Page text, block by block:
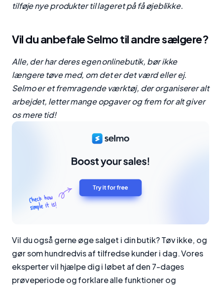
tilføje nye produkter til lageret på få øjeblikke.
Vil du anbefale Selmo til andre sælgere?
Alle, der har deres egen onlinebutik, bør ikke
længere tøve med, om det er det værd eller ej.
Selmo er et fremragende værktøj, der organiserer alt
arbejdet, letter mange opgaver og frem for alt giver
os mere tid!
Vil du også gerne øge salget i din butik? Tøv ikke, og
gør som hundredvis af tilfredse kunder i dag. Vores
eksperter vil hjælpe dig i løbet af den 7-dages
prøveperiode og forklare alle funktioner og